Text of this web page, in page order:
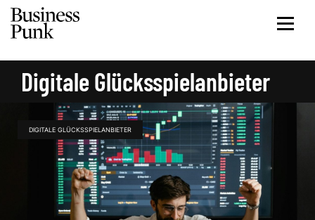
Digitale Glücksspielanbieter
DIGITALE GLÜCKSSPIELANBIETER